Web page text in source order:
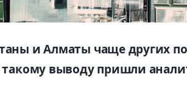
и Алматы чаще других
выводу пришли